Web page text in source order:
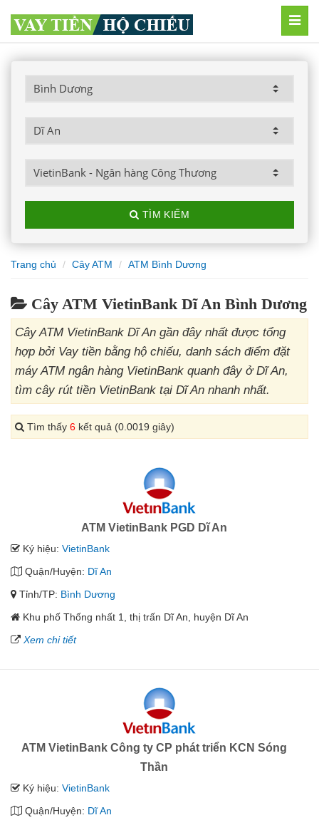
TÌM KIẾM
Trang chủ Cây ATM ATM Bình Dương
Cây ATM VietinBank Dĩ An Bình Dương
Cây ATM VietinBank Dĩ An gần đây nhất được tổng
hợp bởi Vay tiền bằng hộ chiếu, danh sách điểm đặt
máy ATM ngân hàng VietinBank quanh đây ở Dĩ An,
tìm cây rút tiền VietinBank tại Dĩ An nhanh nhất.
Tìm thấy 6 kết quả (0.0019 giây)
ATM VietinBank PGD Dĩ An
Ký hiệu: VietinBank
Quận/Huyện: Dĩ An
Tỉnh/TP: Bình Dương
Khu phố Thống nhất 1, thị trấn Dĩ An, huyện Dĩ An
Xem chi tiết
ATM VietinBank Công ty CP phát triển KCN Sóng
Thần
Ký hiệu: VietinBank
Quận/Huyện: Dĩ An
MENU